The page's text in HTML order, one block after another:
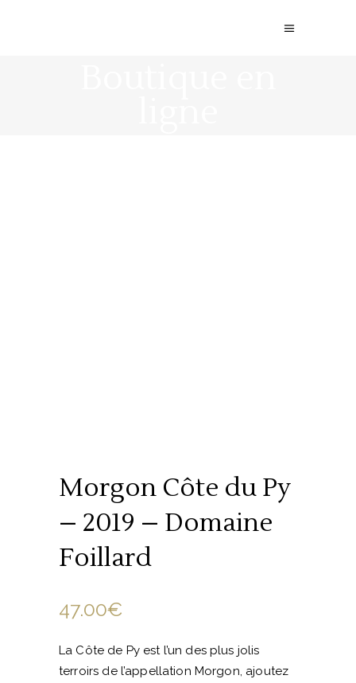
Morgon Côte du Py
– 2019 – Domaine
Foillard
47.00€
La Côte de Py est l’un des plus jolis
terroirs de l’appellation Morgon, ajoutez